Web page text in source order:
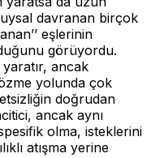
davranan birçok
eşlerinin
görüyordu.
ancak
yolunda çok
doğrudan
ancak aynı
olma, isteklerini
atışma yerine